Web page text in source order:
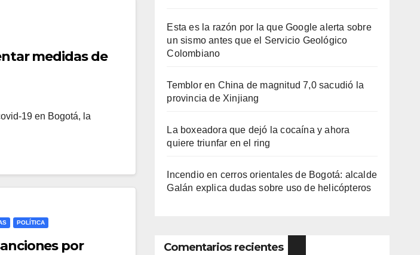
medidas de
19 en Bogotá, la
POLÍTICA
por
Esta es la razón por la que Google alerta sobre
un sismo antes que el Servicio Geológico
Colombiano
Temblor en China de magnitud 7,0 sacudió la
provincia de Xinjiang
La boxeadora que dejó la cocaína y ahora
quiere triunfar en el ring​
Incendio en cerros orientales de Bogotá: alcalde
Galán explica dudas sobre uso de helicópteros
Comentarios recientes